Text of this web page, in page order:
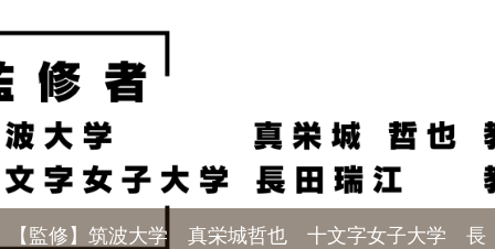
【監修】筑波大学 真栄城哲也 十文字女子大学 長